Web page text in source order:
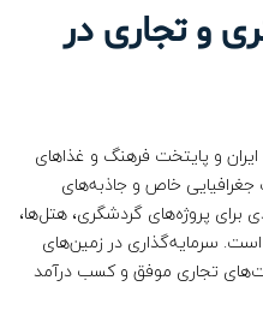
و تجاری در
و پایتخت فرهنگ و غذاهای
خاص و جاذبه‌های
برای پروژه‌های گردشگری، هتل‌ها،
است. سرمایه‌گذاری در زمین‌های
تجاری موفق و کسب درآمد